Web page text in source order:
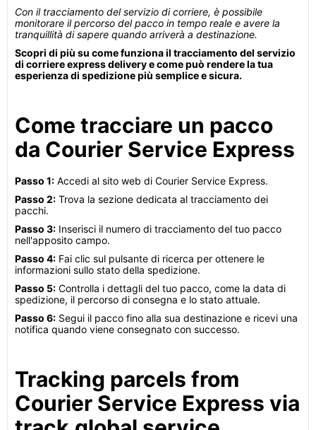
Con il tracciamento del servizio di corriere, è possibile
monitorare il percorso del pacco in tempo reale e avere la
tranquillità di sapere quando arriverà a destinazione.
Scopri di più su come funziona il tracciamento del servizio
di corriere express delivery e come può rendere la tua
esperienza di spedizione più semplice e sicura.
Come tracciare un pacco
da Courier Service Express
Passo 1: Accedi al sito web di Courier Service Express.
Passo 2: Trova la sezione dedicata al tracciamento dei
pacchi.
Passo 3: Inserisci il numero di tracciamento del tuo pacco
nell'apposito campo.
Passo 4: Fai clic sul pulsante di ricerca per ottenere le
informazioni sullo stato della spedizione.
Passo 5: Controlla i dettagli del tuo pacco, come la data di
spedizione, il percorso di consegna e lo stato attuale.
Passo 6: Segui il pacco fino alla sua destinazione e ricevi una
notifica quando viene consegnato con successo.
Tracking parcels from
Courier Service Express via